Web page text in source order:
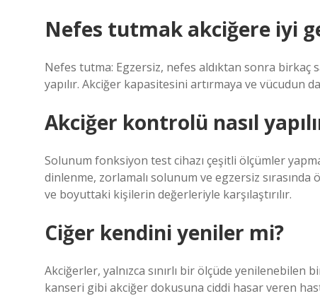
Nefes tutmak akciğere iyi
Nefes tutma: Egzersiz, nefes aldıktan sonra birkaç
yapılır. Akciğer kapasitesini artırmaya ve vücudun
Akciğer kontrolü nasıl
Solunum fonksiyon test cihazı çeşitli ölçümler
dinlenme, zorlamalı solunum ve egzersiz
ve boyuttaki kişilerin değerleriyle karşılaştırılır.
Ciğer kendini yeniler mi?
Akciğerler, yalnızca sınırlı bir ölçüde
kanseri gibi akciğer dokusuna ciddi hasar veren